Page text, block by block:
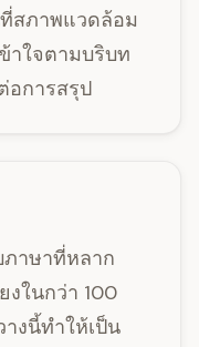
สภาพแวดล้อม
าใจตามบริบท
อการสรุป
ภาษาที่หลาก
งในกว่า 100
งนี้ทำให้เป็น